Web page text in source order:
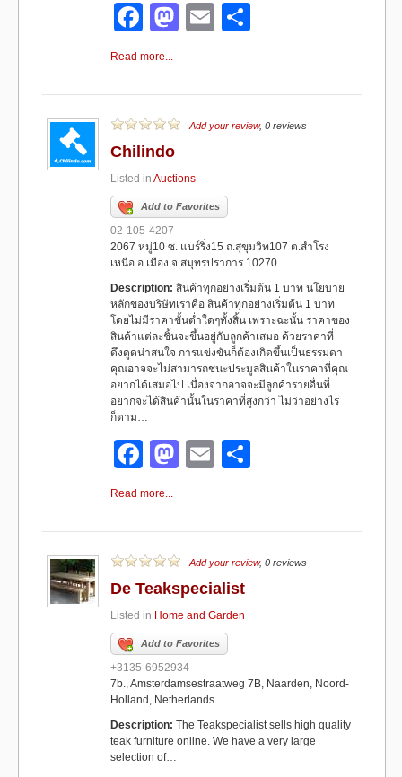
F
a
e
b
o
o
k
M
o
d
n
E
e
Read more...
Add your review, 0 reviews
Chilindo
Listed in Auctions
Add to Favorites
02-105-4207
2067 หมู่10 ซ. แบร์ริ่ง15 ถ.สุขุมวิท107 ต.สำโรง
เหนือ อ.เมือง จ.สมุทรปราการ 10270
Description: สินค้าทุกอย่างเริ่มต้น 1 บาท นโยบาย
หลักของบริษัทเราคือ สินค้าทุกอย่างเริ่มต้น 1 บาท
โดยไม่มีราคาขั้นต่ำใดๆทั้งสิ้น เพราะฉะนั้น ราคาของ
สินค้าแต่ละชิ้นจะขึ้นอยู่กับลูกค้าเสมอ ด้วยราคาที่
ดึงดูดน่าสนใจ การแข่งขันก็ต้องเกิดขึ้นเป็นธรรมดา
คุณอาจจะไม่สามารถชนะประมูลสินค้าในราคาที่คุณ
อยากได้เสมอไป เนื่องจากอาจจะมีลูกค้ารายอื่นที่
อยากจะได้สินค้านั้นในราคาที่สูงกว่า ไม่ว่าอย่างไร
ก็ตาม…
F
a
e
b
o
o
k
M
o
d
o
n
E
e
Read more...
Add your review, 0 reviews
De Teakspecialist
Listed in Home and Garden
Add to Favorites
+3135-6952934
7b., Amsterdamsestraatweg 7B, Naarden, Noord-
Holland, Netherlands
Description: The Teakspecialist sells high quality
teak furniture online. We have a very large
selection of…